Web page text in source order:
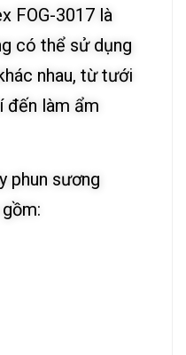
FOG-3017 là
có thể sử dụng
nhau, từ tưới
đến làm ẩm
phun sương